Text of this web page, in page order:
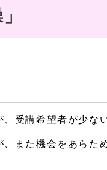
受講希望者が少な
また機会をあらた